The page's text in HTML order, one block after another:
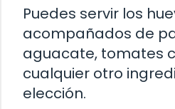
Puedes servir los
acompañados de
aguacate, tomates
cualquier otro
elección.